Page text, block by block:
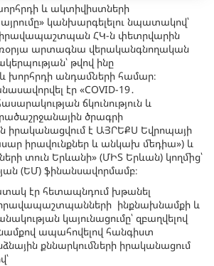
և ակտիվիստների
կանխարգելելու նպատակով՝
իրավապաշտպան ՀԿ-ն փետրվարին
արտագնա վերականգնողական
թվով ինը
խորհրդի անդամների համար։
էր «COVID-19․
ճկունություն և
ծրագրի
իրականացվում է ԱՅՐԵՔՍ Եվրոպայի
իրավունքներ և անկախ մեդիա») և
տուն Երևանի» (ՄԻՏ Երևան) կողմից՝
(ԵՄ) ֆինանսավորմամբ։
էր հետապնդում խթանել
ինքնախնամքի և
կայունացումը՝ զբաղվելով
ապահովելով հանգիստ
քննարկումների իրականացում